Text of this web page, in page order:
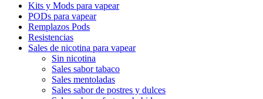
Kits y Mods para vapear
PODs para vapear
Remplazos Pods
Resistencias
Sales de nicotina para vapear
Sin nicotina
Sales sabor tabaco
Sales mentoladas
Sales sabor de postres y dulces